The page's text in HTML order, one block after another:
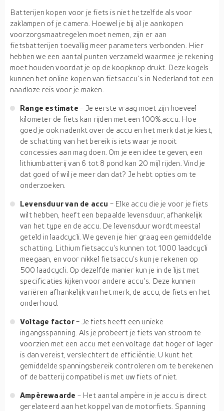
Batterijen kopen voor je fiets is niet hetzelfde als voor
zaklampen of je camera. Hoewel je bij al je aankopen
voorzorgsmaatregelen moet nemen, zijn er aan
fietsbatterijen toevallig meer parameters verbonden. Hier
hebben we een aantal punten verzameld waarmee je rekening
moet houden voordat je op de koopknop drukt. Deze kogels
kunnen het online kopen van fietsaccu's in Nederland tot een
naadloze reis voor je maken.
Range estimate- Je eerste vraag moet zijn hoeveel
kilometer de fiets kan rijden met een 100% accu. Hoe
goed je ook nadenkt over de accu en het merk dat je kiest,
de schatting van het bereik is iets waar je nooit
concessies aan mag doen. Om je een idee te geven, een
lithiumbatterij van 6 tot 8 pond kan 20 mijl rijden. Vind je
dat goed of wil je meer dan dat? Je hebt opties om te
onderzoeken.
Levensduur van de accu - Elke accu die je voor je fiets
wilt hebben, heeft een bepaalde levensduur, afhankelijk
van het type en de accu. De levensduur wordt meestal
geteld in laadcycli. We geven je hier graag een gemiddelde
schatting. Lithium fietsaccu's kunnen tot 1000 laadcycli
meegaan, en voor nikkel fietsaccu's kun je rekenen op
500 laadcycli. Op dezelfde manier kun je in de lijst met
specificaties kijken voor andere accu's. Deze kunnen
variëren afhankelijk van het merk, de accu, de fiets en het
onderhoud.
Voltage factor- Je fiets heeft een unieke
ingangsspanning. Als je probeert je fiets van stroom te
voorzien met een accu met een voltage dat hoger of lager
is dan vereist, verslechtert de efficiëntie. U kunt het
gemiddelde spanningsbereik controleren om te berekenen
of de batterij compatibel is met uw fiets of niet.
Ampèrewaarde - Het aantal ampère in je accu is direct
gerelateerd aan het koppel van de motorfiets. Spanning